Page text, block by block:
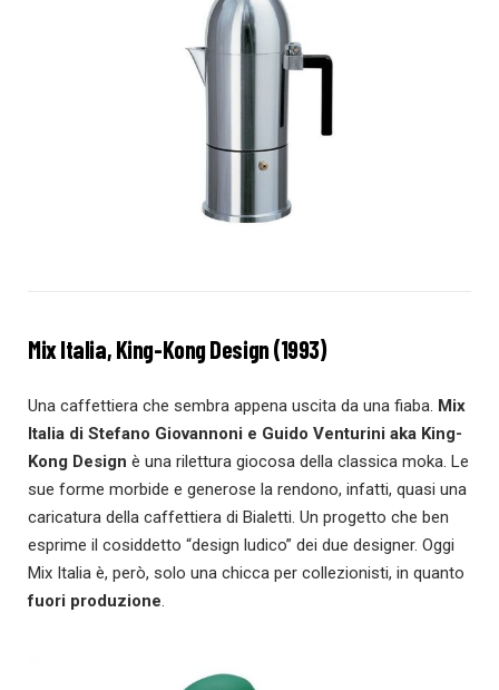
Mix Italia, King-Kong Design (1993)
Una caffettiera che sembra appena uscita da una fiaba. Mix
Italia di Stefano Giovannoni e Guido Venturini aka King-
Kong Design è una rilettura giocosa della classica moka. Le
sue forme morbide e generose la rendono, infatti, quasi una
caricatura della caffettiera di Bialetti. Un progetto che ben
esprime il cosiddetto “design ludico” dei due designer. Oggi
Mix Italia è, però, solo una chicca per collezionisti, in quanto
fuori produzione.